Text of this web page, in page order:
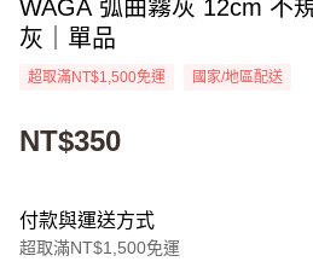
WAGA 弧曲霧灰 12cm 不
灰｜單品
超取滿NT$1,500免運 國家/地區配送
NT$350
付款與運送方式
超取滿NT$1,500免運